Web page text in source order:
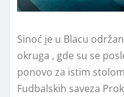
Sinoć je u Blacu
okruga , gde su se
ponovo za istim
Fudbalskih saveza